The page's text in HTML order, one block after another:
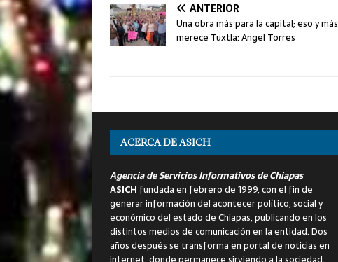
ANTERIOR
Una obra más para la capital; eso y más
merece Tuxtla: Angel Torres
ACERCA DE ASICH
Agencia de Servicios Informativos de Chiapas
ASICH fundada en febrero de 1999, con el fin de
generar información del acontecer político, social y
económico del estado de Chiapas, publicando en los
distintos medios de comunicación en la entidad. Dos
años después se transforma en portal de noticias en